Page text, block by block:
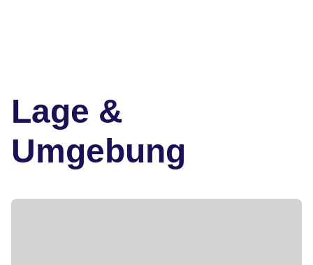
Lage &
Umgebung